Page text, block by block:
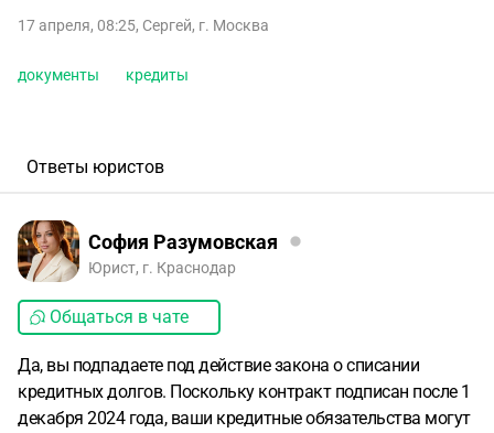
17 апреля, 08:25, Сергей, г. Москва
документы кредиты
Ответы юристов
София Разумовская
Юрист, г. Краснодар
Общаться в чате
Да, вы подпадаете под действие закона о списании
кредитных долгов. Поскольку контракт подписан после 1
декабря 2024 года, ваши кредитные обязательства могут